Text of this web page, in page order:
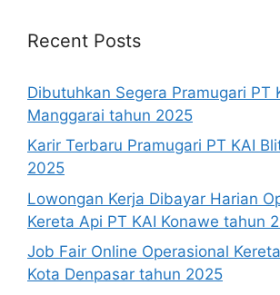
Recent Posts
Dibutuhkan Segera Pramugari PT
Manggarai tahun 2025
Karir Terbaru Pramugari PT KAI
2025
Lowongan Kerja Dibayar Harian
Kereta Api PT KAI Konawe tahun
Job Fair Online Operasional
Kota Denpasar tahun 2025